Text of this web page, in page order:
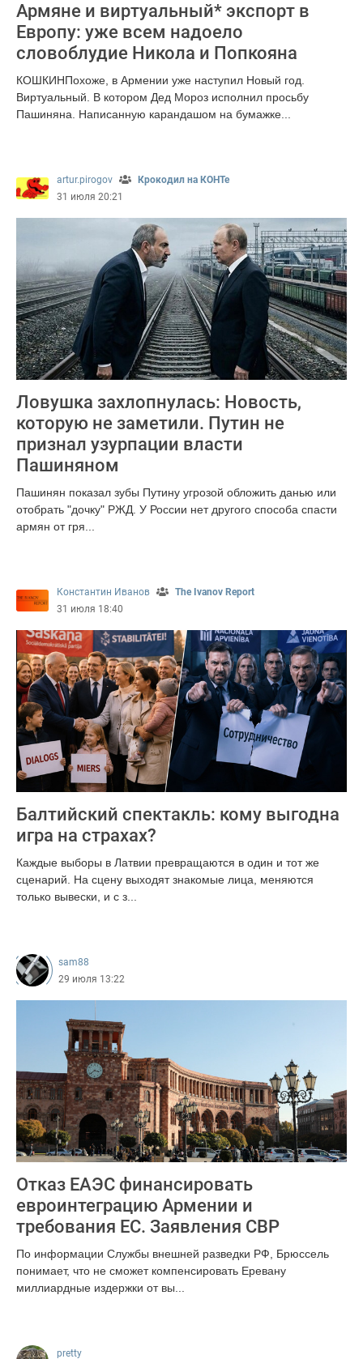
Армяне и виртуальный* экспорт в
Европу: уже всем надоело
словоблудие Никола и Попкояна
КОШКИНПохоже, в Армении уже наступил Новый год.
Виртуальный. В котором Дед Мороз исполнил просьбу
Пашиняна. Написанную карандашом на бумажке...
artur.pirogov
Крокодил на КОНТе
31 июля 20:21
Ловушка захлопнулась: Новость,
которую не заметили. Путин не
признал узурпации власти
Пашиняном
Пашинян показал зубы Путину угрозой обложить данью или
отобрать "дочку" РЖД. У России нет другого способа спасти
армян от гря...
Константин Иванов
The Ivanov Report
31 июля 18:40
Балтийский спектакль: кому выгодна
игра на страхах?
Каждые выборы в Латвии превращаются в один и тот же
сценарий. На сцену выходят знакомые лица, меняются
только вывески, и с з...
sam88
29 июля 13:22
Отказ ЕАЭС финансировать
евроинтеграцию Армении и
требования ЕС. Заявления СВР
По информации Службы внешней разведки РФ, Брюссель
понимает, что не сможет компенсировать Еревану
миллиардные издержки от вы...
pretty